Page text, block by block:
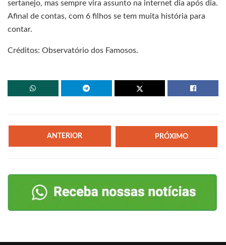
sertanejo, mas sempre vira assunto na internet dia após dia.
Afinal de contas, com 6 filhos se tem muita história para
contar.
Créditos: Observatório dos Famosos.
ANTERIOR PRÓXIMO